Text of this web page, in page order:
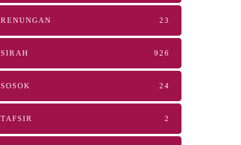
RENUNGAN 23
SIRAH 926
SOSOK 24
TAFSIR 2